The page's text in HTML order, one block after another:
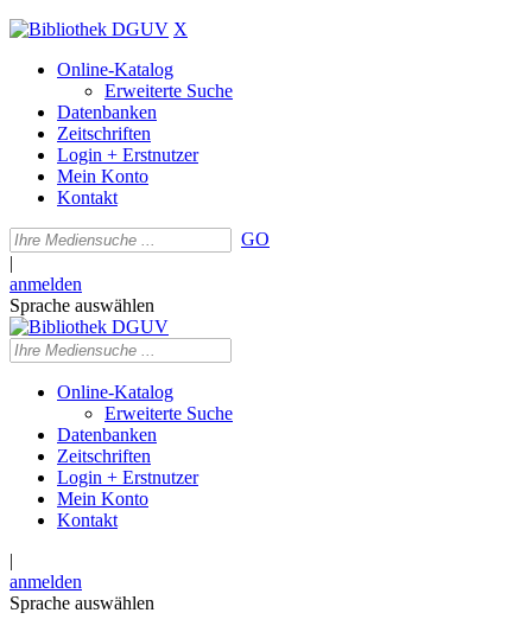
X
Online-Katalog
Erweiterte Suche
Datenbanken
Zeitschriften
Login + Erstnutzer
Mein Konto
Kontakt
GO
|
anmelden
Sprache auswählen
Online-Katalog
Erweiterte Suche
Datenbanken
Zeitschriften
Login + Erstnutzer
Mein Konto
Kontakt
|
anmelden
Sprache auswählen